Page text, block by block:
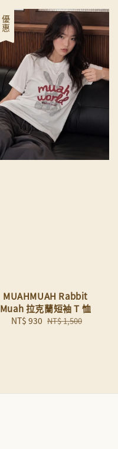
優惠
MUAHMUAH Rabbit
Muah 拉克蘭短袖 T 恤
Sale
NT$ 930 Regular
NT$ 1,500